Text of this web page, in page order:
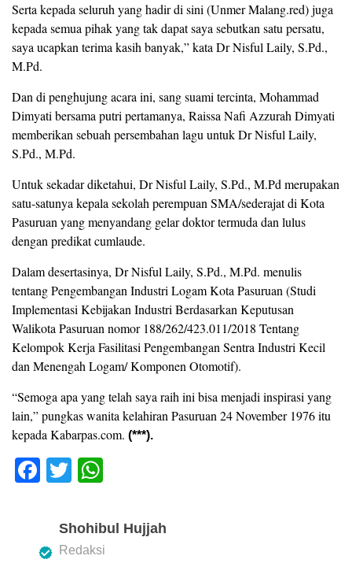
Serta kepada seluruh yang hadir di sini (Unmer Malang.red) juga
kepada semua pihak yang tak dapat saya sebutkan satu persatu,
saya ucapkan terima kasih banyak,” kata Dr Nisful Laily, S.Pd.,
M.Pd.
Dan di penghujung acara ini, sang suami tercinta, Mohammad
Dimyati bersama putri pertamanya, Raissa Nafi Azzurah Dimyati
memberikan sebuah persembahan lagu untuk Dr Nisful Laily,
S.Pd., M.Pd.
Untuk sekadar diketahui, Dr Nisful Laily, S.Pd., M.Pd merupakan
satu-satunya kepala sekolah perempuan SMA/sederajat di Kota
Pasuruan yang menyandang gelar doktor termuda dan lulus
dengan predikat cumlaude.
Dalam desertasinya, Dr Nisful Laily, S.Pd., M.Pd. menulis
tentang Pengembangan Industri Logam Kota Pasuruan (Studi
Implementasi Kebijakan Industri Berdasarkan Keputusan
Walikota Pasuruan nomor 188/262/423.011/2018 Tentang
Kelompok Kerja Fasilitasi Pengembangan Sentra Industri Kecil
dan Menengah Logam/ Komponen Otomotif).
“Semoga apa yang telah saya raih ini bisa menjadi inspirasi yang
lain,” pungkas wanita kelahiran Pasuruan 24 November 1976 itu
kepada Kabarpas.com. (***).
F
e
T
tt
er
at
s
Shohibul Hujjah
Redaksi